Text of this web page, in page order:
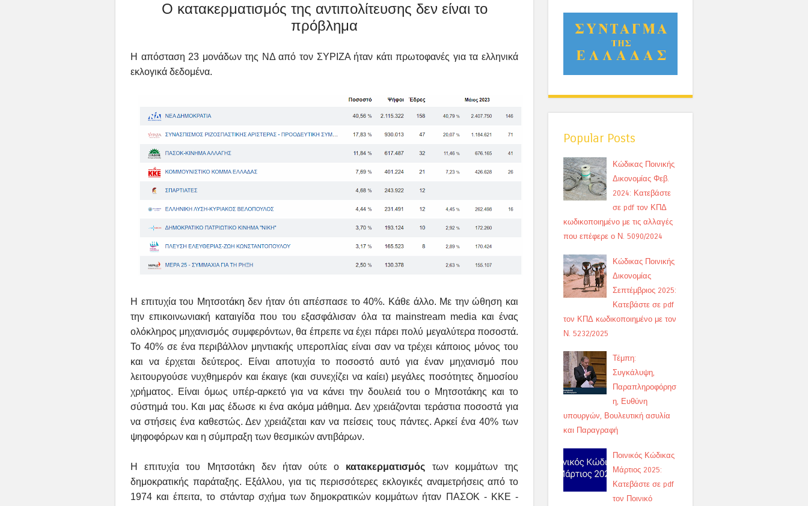
Ο κατακερματισμός της αντιπολίτευσης δεν είναι το
πρόβλημα
Η απόσταση 23 μονάδων της ΝΔ από τον ΣΥΡΙΖΑ ήταν κάτι πρωτοφανές για τα ελληνικά
εκλογικά δεδομένα.
Η επιτυχία του Μητσοτάκη δεν ήταν ότι απέσπασε το 40%. Κάθε άλλο. Με την ώθηση και
την επικοινωνιακή καταιγίδα που του εξασφάλισαν όλα τα mainstream media και ένας
ολόκληρος μηχανισμός συμφερόντων, θα έπρεπε να έχει πάρει πολύ μεγαλύτερα ποσοστά.
Το 40% σε ένα περιβάλλον μηντιακής υπεροπλίας είναι σαν να τρέχει κάποιος μόνος του
και να έρχεται δεύτερος. Είναι αποτυχία το ποσοστό αυτό για έναν μηχανισμό που
λειτουργούσε νυχθημερόν και έκαιγε (και συνεχίζει να καίει) μεγάλες ποσότητες δημοσίου
χρήματος. Είναι όμως υπέρ-αρκετό για να κάνει την δουλειά του ο Μητσοτάκης και το
σύστημά του. Και μας έδωσε κι ένα ακόμα μάθημα. Δεν χρειάζονται τεράστια ποσοστά για
να στήσεις ένα καθεστώς. Δεν χρειάζεται καν να πείσεις τους πάντες. Αρκεί ένα 40% των
ψηφοφόρων και η σύμπραξη των θεσμικών αντιβάρων.
Η επιτυχία του Μητσοτάκη δεν ήταν ούτε ο κατακερματισμός των κομμάτων της
δημοκρατικής παράταξης. Εξάλλου, για τις περισσότερες εκλογικές αναμετρήσεις από το
1974 και έπειτα, το στάνταρ σχήμα των δημοκρατικών κομμάτων ήταν ΠΑΣΟΚ - ΚΚΕ -
Popular Posts
Κώδικας Ποινικής
Δικονομίας Φεβ.
2024: Κατεβάστε
σε pdf τον ΚΠΔ
κωδικοποιημένο με τις αλλαγές
που επέφερε ο Ν. 5090/2024
Κώδικας Ποινικής
Δικονομίας
Σεπτέμβριος 2025:
Κατεβάστε σε pdf
τον ΚΠΔ κωδικοποιημένο με τον
Ν. 5232/2025
Τέμπη:
Συγκάλυψη,
Παραπληροφόρησ
η, Ευθύνη
υπουργών, Βουλευτική ασυλία
και Παραγραφή
Ποινικός Κώδικας
Μάρτιος 2025:
Κατεβάστε σε pdf
τον Ποινικό